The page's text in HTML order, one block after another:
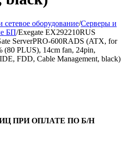
сетевое оборудование/Серверы и
БП/Exegate EX292210RUS
ServerPRO-600RADS (ATX, for
PLUS), 14cm fan, 24pin,
FDD, Cable Management, black)
ПРИ ОПЛАТЕ ПО Б/Н